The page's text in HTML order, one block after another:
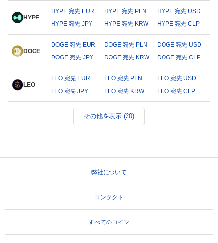
HYPE
HYPE 宛先 EUR HYPE 宛先 PLN
HYPE 宛先 USD
HYPE 宛先 JPY
HYPE 宛先 KRW HYPE 宛先 CLP
DOGE
DOGE 宛先 EUR DOGE 宛先 PLN
DOGE 宛先 USD
DOGE 宛先 JPY
DOGE 宛先 KRW DOGE 宛先 CLP
LEO
LEO 宛先 EUR LEO 宛先 PLN
LEO 宛先 USD
LEO 宛先 JPY
LEO 宛先 KRW LEO 宛先 CLP
その他を表示 (20)
弊社について
コンタクト
すべてのコイン